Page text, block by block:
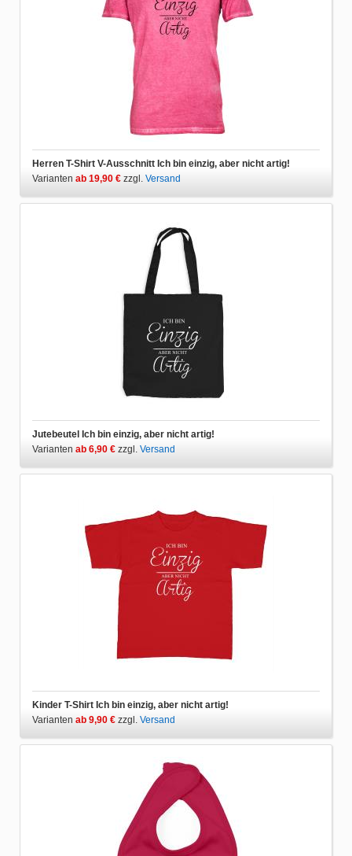
Herren T-Shirt V-Ausschnitt Ich bin einzig, aber nicht artig!
Varianten ab 19,90 € zzgl. Versand
Jutebeutel Ich bin einzig, aber nicht artig!
Varianten ab 6,90 € zzgl. Versand
Kinder T-Shirt Ich bin einzig, aber nicht artig!
Varianten ab 9,90 € zzgl. Versand